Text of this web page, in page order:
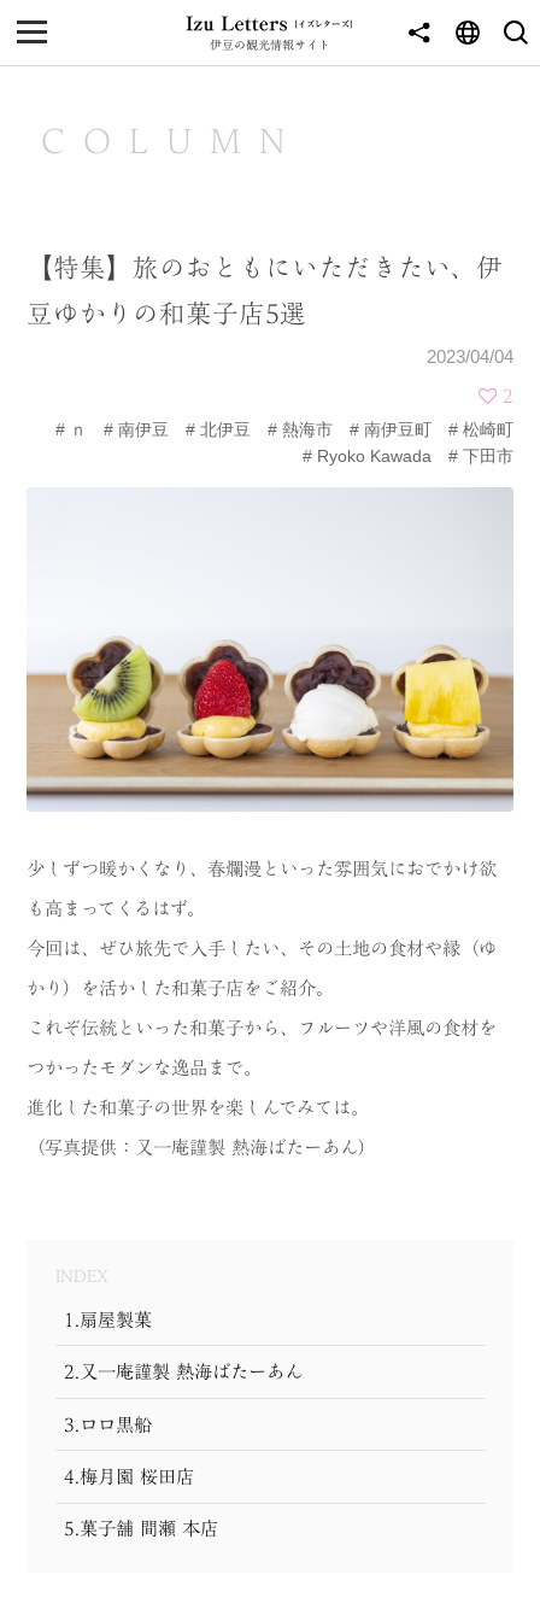
伊豆の観光情報サイト
MENU
NEWS
東伊豆
北伊豆
温泉 花
池・滝・川 山・公園・棚田
町並み 観光施設
人 洞窟・島
体験 宿
ABOUT
MODEL COURSE
COLUMN
【特集】旅のおともにいただきたい、伊
豆ゆかりの和菓子店5選
2023/04/04
2
ｎ
南伊豆 北伊豆 熱海市 南伊豆町
松崎町
Ryoko Kawada
下田市
少しずつ暖かくなり、春爛漫といった雰囲気におでかけ欲
も高まってくるはず。
今回は、ぜひ旅先で入手したい、その土地の食材や縁（ゆ
かり）を活かした和菓子店をご紹介。
これぞ伝統といった和菓子から、フルーツや洋風の食材を
つかったモダンな逸品まで。
進化した和菓子の世界を楽しんでみては。
（写真提供：又一庵謹製 熱海ばたーあん）
INDEX
1.扇屋製菓
2.又一庵謹製 熱海ばたーあん
3.ロロ黒船
4.梅月園 桜田店
5.菓子舗 間瀬 本店